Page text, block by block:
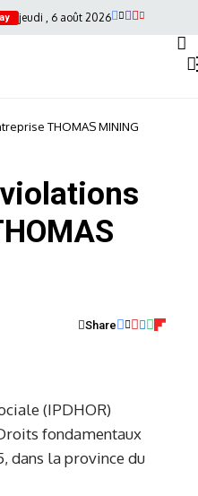
jeudi , 6 août 2026
THOMAS MINING
Share
(IPDHOR)
fondamentaux
dans la province du